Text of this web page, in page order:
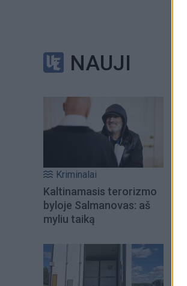
NAUJI
Kriminalai
Kaltinamasis terorizmo
byloje Salmanovas: aš
myliu taiką